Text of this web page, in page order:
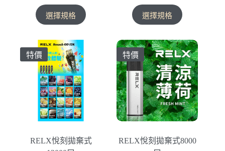
選擇規格
此
產
有
多
種
款
式。
可
在
品
選擇規格
此
產
有
多
種
款
式。
可
在
品
特價
RELX悅刻拋棄式
特價
RELX悅刻拋棄式8000